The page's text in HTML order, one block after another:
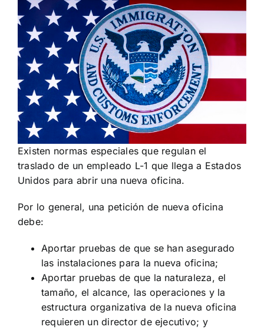
Existen normas especiales que regulan el
traslado de un empleado L-1 que llega a Estados
Unidos para abrir una nueva oficina.
Por lo general, una petición de nueva oficina
debe:
Aportar pruebas de que se han asegurado
las instalaciones para la nueva oficina;
Aportar pruebas de que la naturaleza, el
tamaño, el alcance, las operaciones y la
estructura organizativa de la nueva oficina
requieren un director de ejecutivo; y